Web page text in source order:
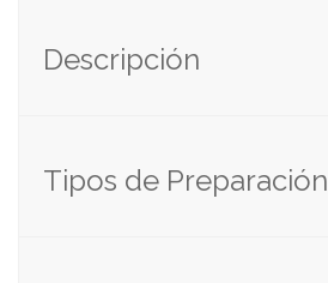
Descripción
Tipos de Preparación